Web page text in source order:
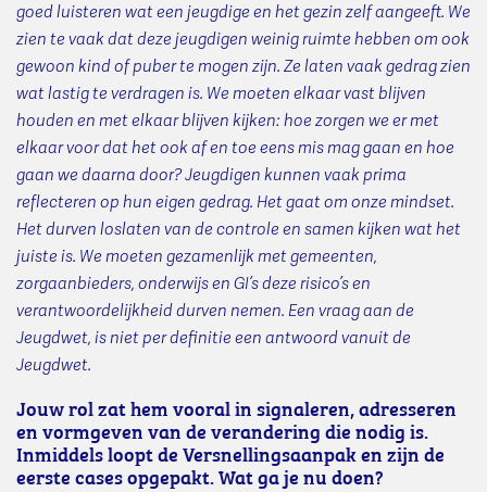
goed luisteren wat een jeugdige en het gezin zelf aangeeft. We
zien te vaak dat deze jeugdigen weinig ruimte hebben om ook
gewoon kind of puber te mogen zijn. Ze laten vaak gedrag zien
wat lastig te verdragen is. We moeten elkaar vast blijven
houden en met elkaar blijven kijken: hoe zorgen we er met
elkaar voor dat het ook af en toe eens mis mag gaan en hoe
gaan we daarna door? Jeugdigen kunnen vaak prima
reflecteren op hun eigen gedrag. Het gaat om onze mindset.
Het durven loslaten van de controle en samen kijken wat het
juiste is. We moeten gezamenlijk met gemeenten,
zorgaanbieders, onderwijs en GI’s deze risico’s en
verantwoordelijkheid durven nemen. Een vraag aan de
Jeugdwet, is niet per definitie een antwoord vanuit de
Jeugdwet.
Jouw rol zat hem vooral in signaleren, adresseren
en vormgeven van de verandering die nodig is.
Inmiddels loopt de Versnellingsaanpak en zijn de
eerste cases opgepakt. Wat ga je nu doen?